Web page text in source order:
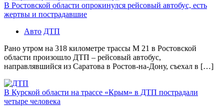
В Ростовской области опрокинулся рейсовый автобус, есть
жертвы и пострадавшие
Авто ДТП
Рано утром на 318 километре трассы М 21 в Ростовской
области произошло ДТП – рейсовый автобус,
направлявшийся из Саратова в Ростов-на-Дону, съехал в […]
В Курской области на трассе «Крым» в ДТП пострадали
четыре человека